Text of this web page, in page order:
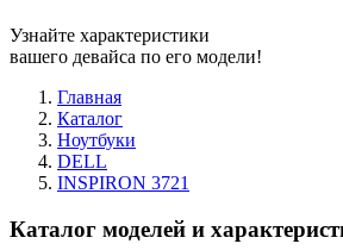
Узнайте характеристики
вашего девайса по его модели!
Главная
Каталог
Ноутбуки
DELL
INSPIRON 3721
Каталог моделей и